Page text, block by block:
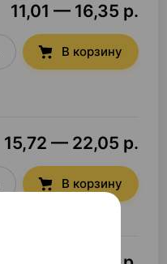
11,01 — 16,35 р.
В корзину
15,72 — 22,05 р.
В корзину